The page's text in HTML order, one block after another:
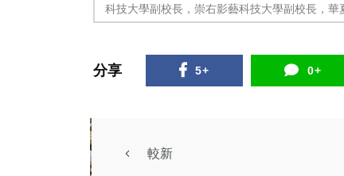
科技大學副校長，崇右影藝科技大學副校長，
分享 5+ 0+
較新